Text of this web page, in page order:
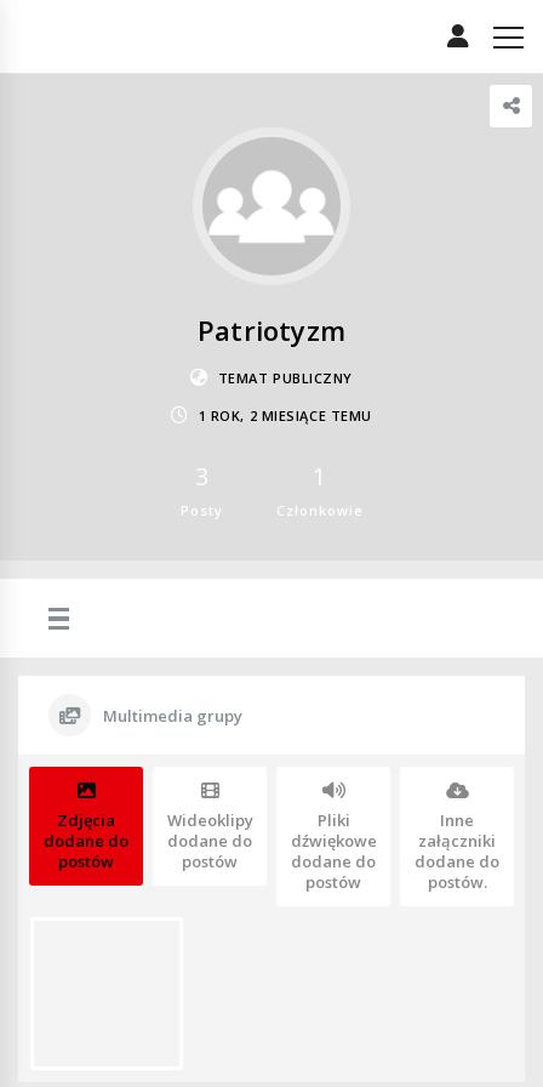
Patriotyzm
TEMAT PUBLICZNY
1 ROK, 2 MIESIĄCE TEMU
3
Posty
1
Członkowie
Multimedia grupy
Zdjęcia
dodane do
postów
Wideoklipy
dodane do
postów
Pliki
dźwiękowe
dodane do
postów
Inne
załączniki
dodane do
postów.